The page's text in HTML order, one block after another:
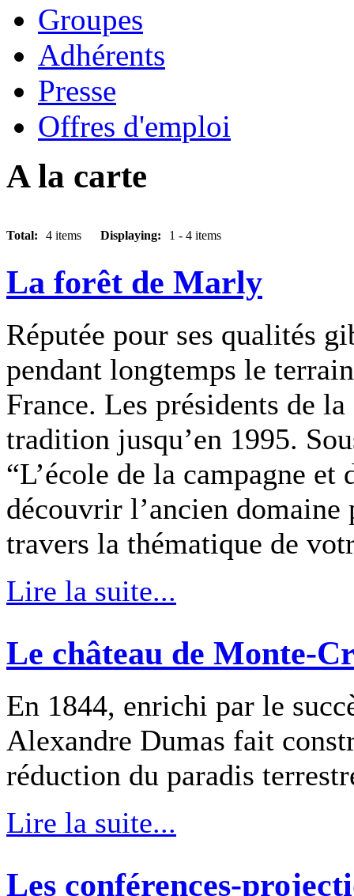
Groupes
Adhérents
Presse
Offres d'emploi
A la carte
Total: 4 items Displaying: 1 - 4 items
La forêt de Marly
Réputée pour ses qualités
pendant longtemps le
France. Les présidents de
tradition jusqu’en 1995.
“L’école de la campagne
découvrir l’ancien
travers la thématique de
Lire la suite...
Le château de Monte-
En 1844, enrichi par le
Alexandre Dumas fait
réduction du paradis
Lire la suite...
Les conférences-